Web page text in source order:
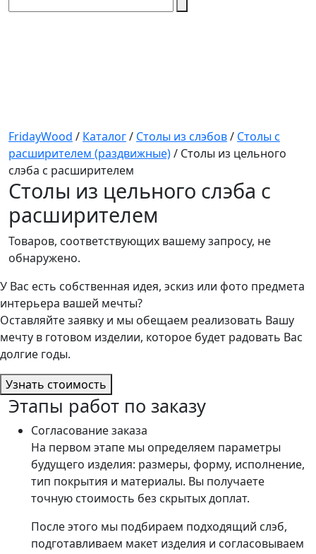
FridayWood / Каталог/ Столы из слэбов/ Столы с
расширителем (раздвижные)/ Столы из цельного
слэба с расширителем
Столы из цельного слэба с
расширителем
Товаров, соответствующих вашему запросу, не
обнаружено.
У Вас есть собственная идея, эскиз или фото предмета
интерьера вашей мечты?
Оставляйте заявку и мы обещаем реализовать Вашу
мечту в готовом изделии, которое будет радовать Вас
долгие годы.
Узнать стоимость
Этапы работ по заказу
Согласование заказа
На первом этапе мы определяем параметры
будущего изделия: размеры, форму, исполнение,
тип покрытия и материалы. Вы получаете
точную стоимость без скрытых доплат.
После этого мы подбираем подходящий слэб,
подготавливаем макет изделия и согласовываем